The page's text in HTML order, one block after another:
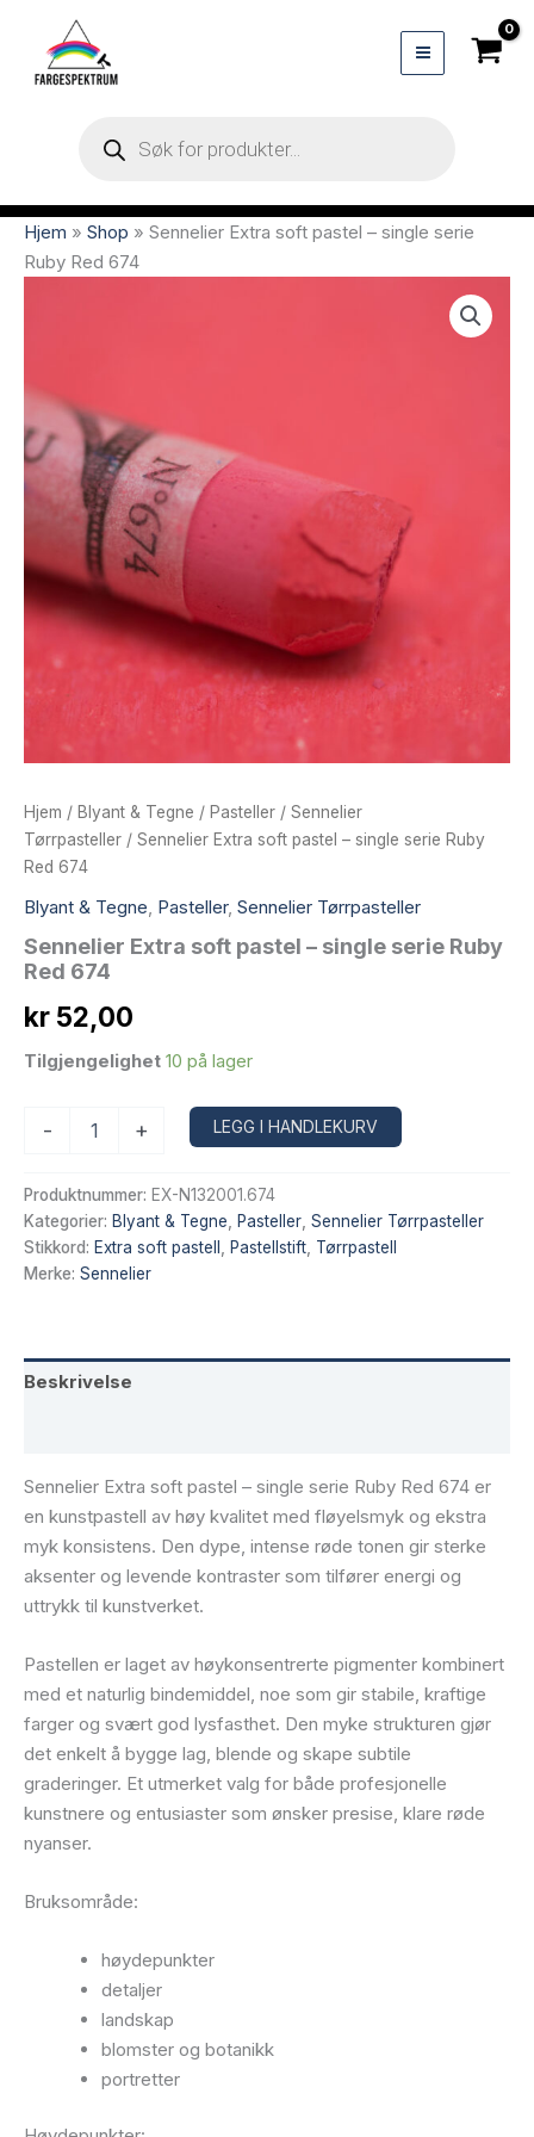
search
Hjem » Shop » Sennelier Extra soft pastel – single serie
Ruby Red 674
Hjem / Blyant & Tegne / Pasteller / Sennelier
Tørrpasteller / Sennelier Extra soft pastel – single serie Ruby
Red 674
Blyant & Tegne, Pasteller, Sennelier Tørrpasteller
Sennelier Extra soft pastel – single serie Ruby
Red 674
kr 52,00
Tilgjengelighet 10 på lager
-
pastel
–
single
serie
Ruby
antall
+ LEGG I HANDLEKURV
Produktnummer: EX-N132001.674
Kategorier: Blyant & Tegne Pasteller Sennelier Tørrpasteller
Stikkord: Extra soft pastell Pastellstift Tørrpastell
Merke: Sennelier
Beskrivelse
Sennelier Extra soft pastel – single serie Ruby Red 674 er
en kunstpastell av høy kvalitet med fløyelsmyk og ekstra
myk konsistens. Den dype, intense røde tonen gir sterke
aksenter og levende kontraster som tilfører energi og
uttrykk til kunstverket.
Pastellen er laget av høykonsentrerte pigmenter kombinert
med et naturlig bindemiddel, noe som gir stabile, kraftige
farger og svært god lysfasthet. Den myke strukturen gjør
det enkelt å bygge lag, blende og skape subtile
graderinger. Et utmerket valg for både profesjonelle
kunstnere og entusiaster som ønsker presise, klare røde
nyanser.
Bruksområde:
høydepunkter
detaljer
landskap
blomster og botanikk
portretter